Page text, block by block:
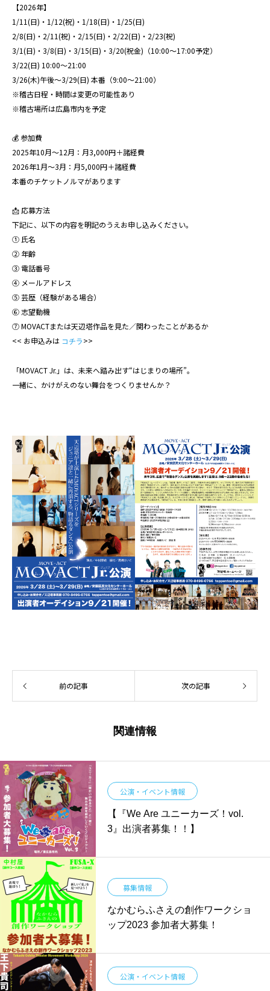
【2026年】
1/11(日)・1/12(祝)・1/18(日)・1/25(日)
2/8(日)・2/11(祝)・2/15(日)・2/22(日)・2/23(祝)
3/1(日)・3/8(日)・3/15(日)・3/20(祝金)（10:00〜17:00予定）
3/22(日) 10:00〜21:00
3/26(木)午後〜3/29(日) 本番（9:00〜21:00）
※稽古日程・時間は変更の可能性あり
※稽古場所は広島市内を予定
💰 参加費
2025年10月〜12月：月3,000円＋諸経費
2026年1月〜3月：月5,000円＋諸経費
本番のチケットノルマがあります
📩 応募方法
下記に、以下の内容を明記のうえお申し込みください。
① 氏名
② 年齢
③ 電話番号
④ メールアドレス
⑤ 芸歴（経験がある場合）
⑥ 志望動機
⑦ MOVACTまたは天辺塔作品を見た／関わったことがあるか
<< お申込みは コチラ >>
「MOVACT Jr.」は、未来へ踏み出す“はじまりの場所”。
一緒に、かけがえのない舞台をつくりませんか？
前の記事 次の記事
関連情報
公演・イベント情報
【『We Are ユニーカーズ！vol.
3』出演者募集！！】
募集情報
なかむらふさえの創作ワークショ
ップ2023 参加者大募集！
公演・イベント情報